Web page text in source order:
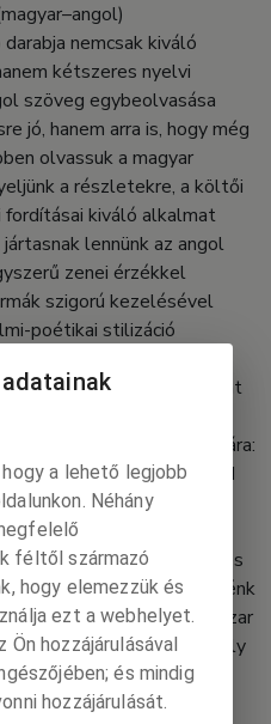
nemcsak kiváló
kétszeres nyelvi
szöveg egybeolvasása
jó, hanem arra is, hogy még
olvassuk a magyar
a részletekre, a költői
fordításai kiváló alkalmat
lennünk az angol
zenei érzékkel
szigorú kezelésével
poétikai stilizáció
keretein, és a Dsida-
kimunkált formakultúrát
egyaránt érzékeltetni
strófa angol variánsára:
of / horrid shrieks and
stained bewilderment,
„Lássuk, vajon itt
rettenetes hevében, / véres
szellem?” De említhetnénk
című költemény pazar
a nemes rímtechnikát, mely
szerez.
a lehető legjobb
Néhány
féltől származó
hogy elemezzük és
ezt a webhelyet.
Ön hozzájárulásával
és mindig
hozzájárulását.